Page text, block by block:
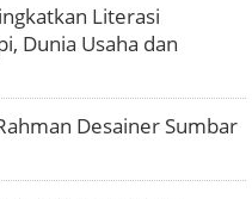
Literasi
Dunia Usaha dan
Desainer Sumbar